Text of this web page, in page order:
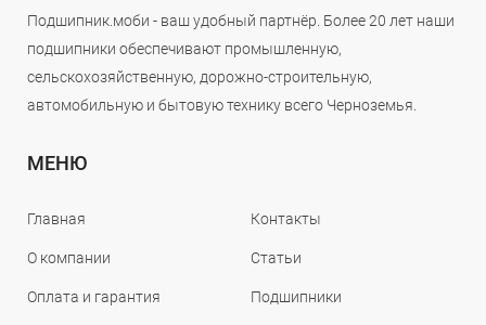
Подшипник.моби - ваш удобный партнёр. Более 20 лет наши
подшипники обеспечивают промышленную,
сельскохозяйственную, дорожно-строительную,
автомобильную и бытовую технику всего Черноземья.
МЕНЮ
Главная
О компании
Оплата и гарантия
Контакты
Статьи
Подшипники